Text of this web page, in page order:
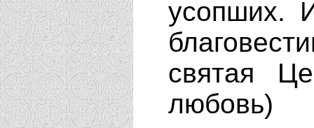
усопших.
святая
любовь)